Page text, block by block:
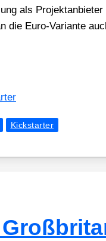
als
die Euro-Vari­an­te
Kickstarter